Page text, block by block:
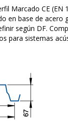
Marcado CE
en base de acero
según DF.
para sistemas